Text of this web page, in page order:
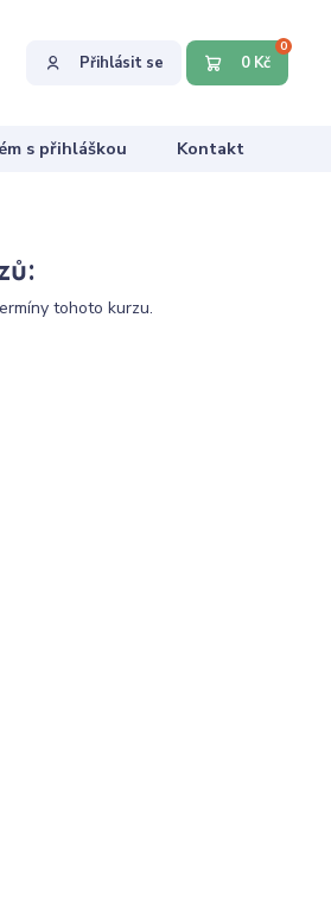
Přihlásit se 0 Kč
0
s přihláškou Kontakt
tohoto kurzu.